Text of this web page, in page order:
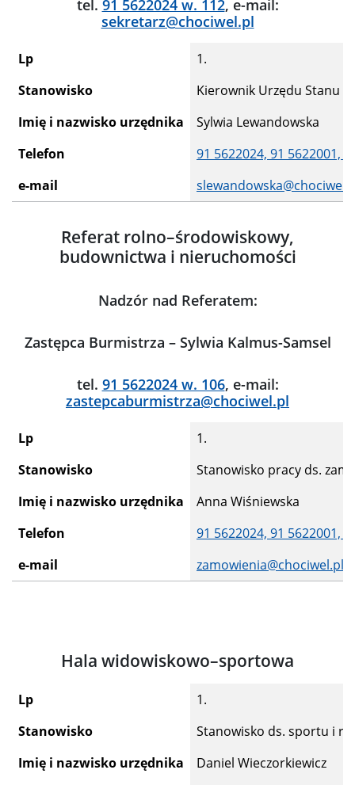
tel. 91 5622024 w. 112, e-mail:
sekretarz@chociwel.pl
Lp
Stanowisko
Imię i nazwisko urzędnika
Telefon
e-mail
1.
Kierownik Urzędu Stanu
Sylwia Lewandowska
91 5622024, 91 5622001,
Referat rolno–środowiskowy,
budownictwa i nieruchomości
Nadzór nad Referatem:
Zastępca Burmistrza – Sylwia Kalmus-Samsel
tel. 91 5622024 w. 106, e-mail:
zastepcaburmistrza@chociwel.pl
Lp
Stanowisko
Imię i nazwisko urzędnika
Telefon
e-mail
1.
Stanowisko pracy ds.
Anna Wiśniewska
91 5622024, 91 5622001,
zamowienia@chociwel.pl
Hala widowiskowo–sportowa
Lp
Stanowisko
Imię i nazwisko urzędnika
1.
Stanowisko ds. sportu i
Daniel Wieczorkiewicz